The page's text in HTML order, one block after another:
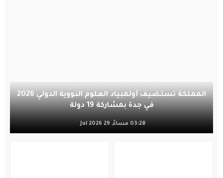
المملكة تستضيف أولمبياد العلوم النووية الدولي 2026
في جدة بمشاركة 19 دولة
03:28 مساءً, 29 Jul 2026